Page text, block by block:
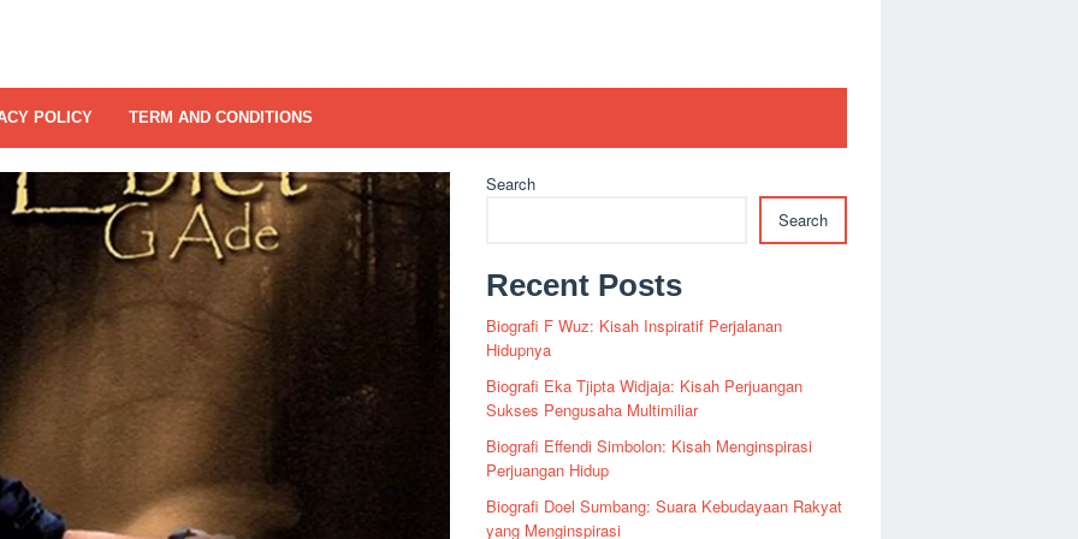
POLICY TERM AND CONDITIONS
Search
Search
Recent Posts
Biografi F Wuz: Kisah Inspiratif Perjalanan
Hidupnya
Biografi Eka Tjipta Widjaja: Kisah Perjuangan
Sukses Pengusaha Multimiliar
Biografi Effendi Simbolon: Kisah Menginspirasi
Perjuangan Hidup
Biografi Doel Sumbang: Suara Kebudayaan Rakyat
yang Menginspirasi